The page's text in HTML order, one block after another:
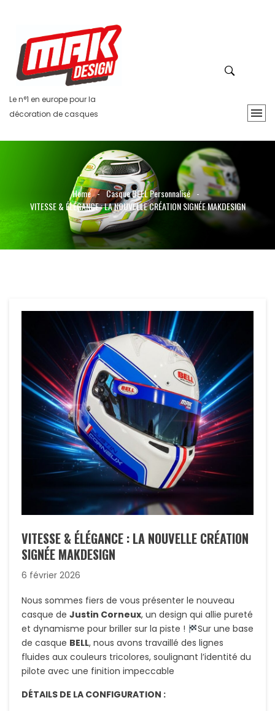
Le n°1 en europe pour la
décoration de casques
Home - Casque BELL Personnalisé -
VITESSE & ÉLÉGANCE : LA NOUVELLE CRÉATION SIGNÉE MAKDESIGN
VITESSE & ÉLÉGANCE : LA NOUVELLE CRÉATION
SIGNÉE MAKDESIGN
6 février 2026
Nous sommes fiers de vous présenter le nouveau
casque de Justin Corneux, un design qui allie pureté
et dynamisme pour briller sur la piste !
Sur une base
de casque BELL, nous avons travaillé des lignes
fluides aux couleurs tricolores, soulignant l’identité du
pilote avec une finition impeccable
DÉTAILS DE LA CONFIGURATION :